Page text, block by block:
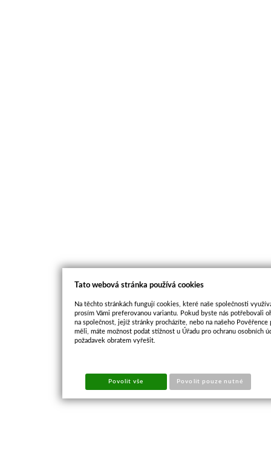
Tato webová stránka používá cookies
Na těchto stránkách fungují cookies, které naše společnosti
prosím Vámi preferovanou variantu. Pokud byste nás potřebovali
na společnost, jejíž stránky procházíte, nebo na našeho
měli, máte možnost podat stížnost u Úřadu pro ochranu osobních
požadavek obratem vyřešit.
Povolit vše Povolit pouze nutné